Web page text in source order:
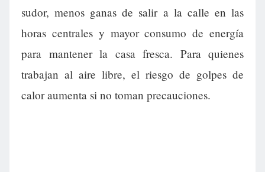
sudor, menos ganas de salir a la calle en las
horas centrales y mayor consumo de energía
para mantener la casa fresca. Para quienes
trabajan al aire libre, el riesgo de golpes de
calor aumenta si no toman precauciones.